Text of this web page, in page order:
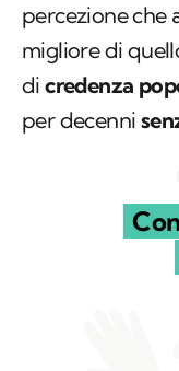
percezione che
migliore di
dicredenza
per decenni